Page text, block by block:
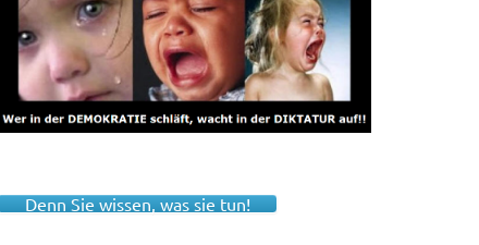
Denn Sie wissen, was sie tun!